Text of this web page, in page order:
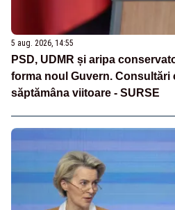
5 aug. 2026, 14:55
PSD, UDMR și aripa
forma noul Guvern. Consultări
săptămâna viitoare - SURSE